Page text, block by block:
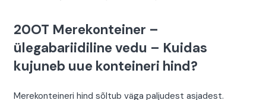
20OT Merekonteiner –
ülegabariidiline vedu – Kuidas
kujuneb uue konteineri hind?
Merekonteineri hind sõltub väga paljudest asjadest.